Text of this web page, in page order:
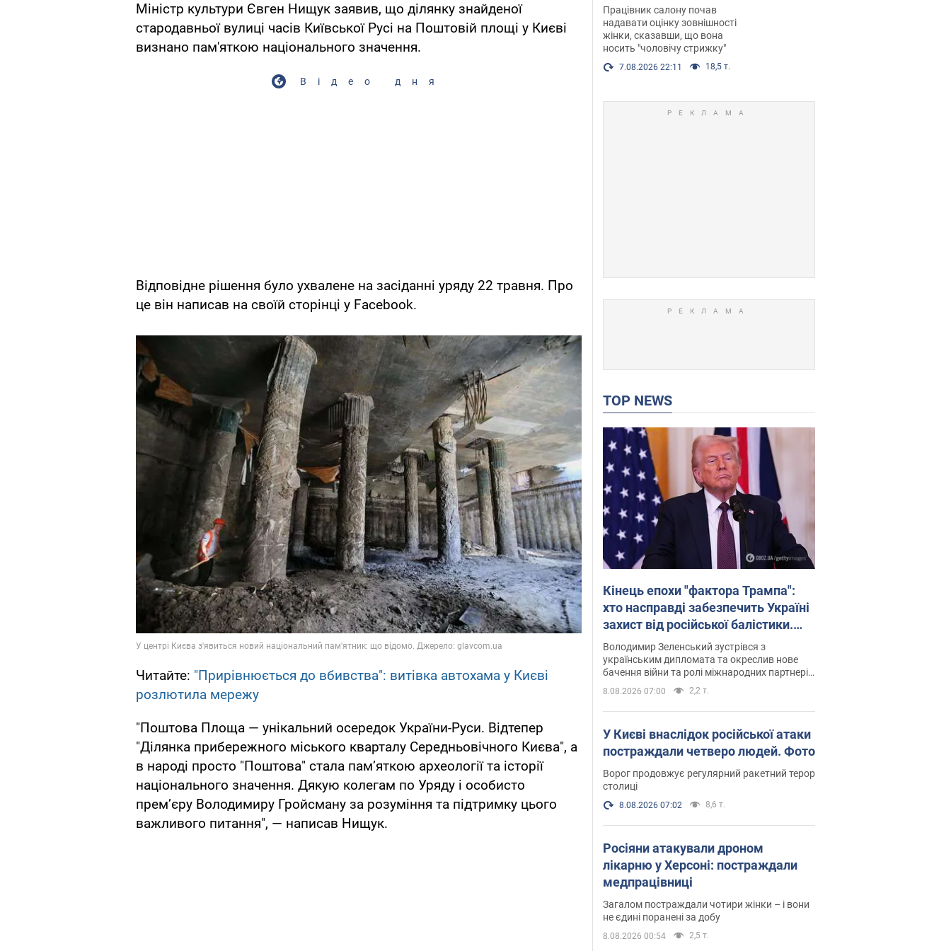
Міністр культури Євген Нищук заявив, що ділянку знайденої
стародавньої вулиці часів Київської Русі на Поштовій площі у Києві
визнано пам'яткою національного значення.
Відео дня
Відповідне рішення було ухвалене на засіданні уряду 22 травня. Про
це він написав на своїй сторінці у Facebook.
Читайте: "Прирівнюється до вбивства": витівка автохама у Києві
розлютила мережу
"Поштова Площа — унікальний осередок України-Руси. Відтепер
"Ділянка прибережного міського кварталу Середньовічного Києва", а
в народі просто "Поштова" стала пам’яткою археології та історії
національного значення. Дякую колегам по Уряду і особисто
прем’єру Володимиру Гройсману за розуміння та підтримку цього
важливого питання", — написав Нищук.
після хімієтерапії,
розгорівся скандал.
Фото
Працівник салону почав
надавати оцінку зовнішності
жінки, сказавши, що вона
носить "чоловічу стрижку"
7.08.2026 22:11 18,5 т.
TOP NEWS
Кінець епохи "фактора Трампа":
хто насправді забезпечить Україні
захист від російської балістики.
Інтерв’ю з Безсмертним
Володимир Зеленський зустрівся з
українським дипломата та окреслив нове
бачення війни та ролі міжнародних партнерів
у боротьбі з Росією
8.08.2026 07:00 2,2 т.
У Києві внаслідок російської атаки
постраждали четверо людей. Фото
Ворог продовжує регулярний ракетний терор
столиці
8.08.2026 07:02 8,6 т.
Росіяни атакували дроном
лікарню у Херсоні: постраждали
медпрацівниці
Загалом постраждали чотири жінки – і вони
не єдині поранені за добу
8.08.2026 00:54 2,5 т.